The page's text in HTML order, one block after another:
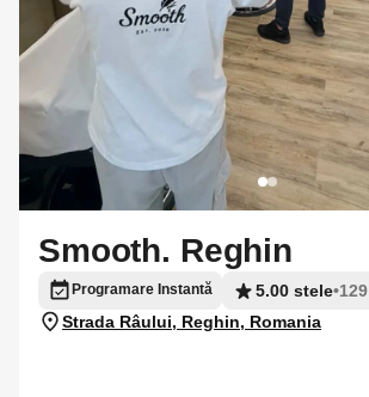
Smooth. Reghin
Programare Instantă 5.00 stele•
Strada Râului, Reghin, Romania